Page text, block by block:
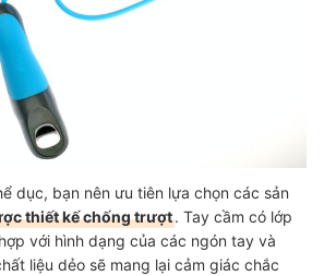
dục, bạn nên ưu tiên lựa chọn các sản
thiết kế chống trượt. Tay cầm có lớp
với hình dạng của các ngón tay và
liệu dẻo sẽ mang lại cảm giác chắc